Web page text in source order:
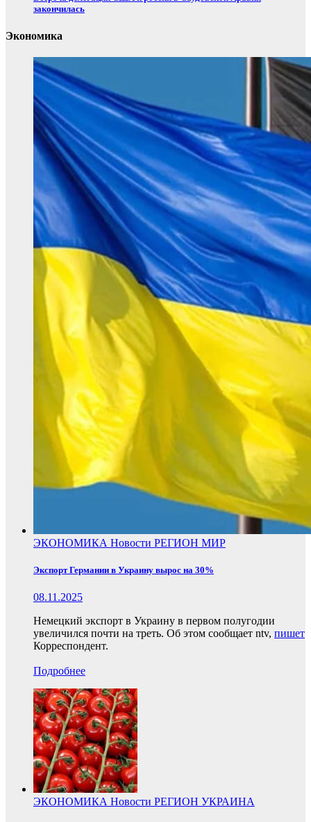
закончилась
Экономика
ЭКОНОМИКА Новости РЕГИОН МИР
Экспорт Германии в Украину вырос на 30%
08.11.2025
Немецкий экспорт в Украину в первом полугодии
увеличился почти на треть. Об этом сообщает ntv, пишет
Корреспондент.
Подробнее
ЭКОНОМИКА Новости РЕГИОН УКРАИНА